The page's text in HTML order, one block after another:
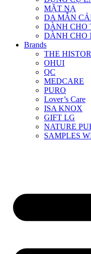
MẶT NẠ
DA MẪN
DÀNH CHO
DÀNH CHO
Brands
THE
OHUI
QC
MEDCARE
PURO
Lover’s Care
ISA KNOX
GIFT LG
NATURE
SAMPLES